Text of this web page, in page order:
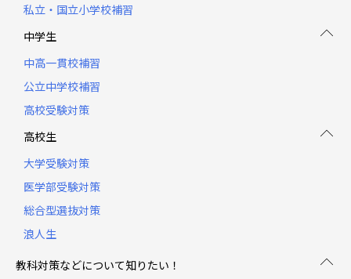
私立・国立小学校補習
中学生
中高一貫校補習
公立中学校補習
高校受験対策
高校生
大学受験対策
医学部受験対策
総合型選抜対策
浪人生
教科対策などについて知りたい！